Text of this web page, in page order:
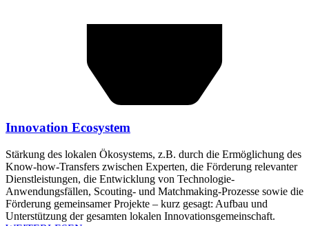
Innovation Ecosystem
Stärkung des lokalen Ökosystems, z.B. durch die Ermöglichung des
Know-how-Transfers zwischen Experten, die Förderung relevanter
Dienstleistungen, die Entwicklung von Technologie-
Anwendungsfällen, Scouting- und Matchmaking-Prozesse sowie die
Förderung gemeinsamer Projekte – kurz gesagt: Aufbau und
Unterstützung der gesamten lokalen Innovationsgemeinschaft.